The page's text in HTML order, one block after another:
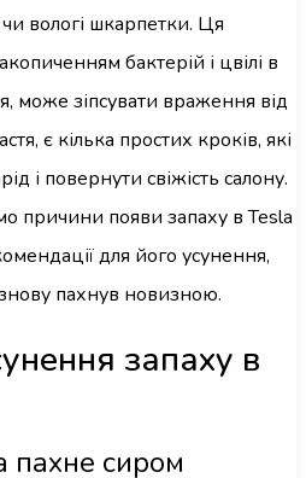
вологі шкарпетки. Ця
бактерій і цвілі в
може зіпсувати враження від
є кілька простих кроків, які
і повернути свіжість салону.
причини появи запаху в Tesla
для його усунення,
пахнув новизною.
запаху в
пахне сиром